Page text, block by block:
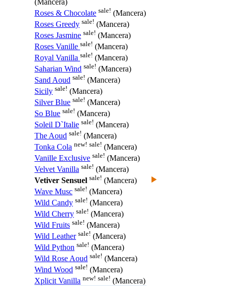
(Mancera)
Roses & Chocolate sale! (Mancera)
Roses Greedy sale! (Mancera)
Roses Jasmine sale! (Mancera)
Roses Vanille sale! (Mancera)
Royal Vanilla sale! (Mancera)
Saharian Wind sale! (Mancera)
Sand Aoud sale! (Mancera)
Sicily sale! (Mancera)
Silver Blue sale! (Mancera)
So Blue sale! (Mancera)
Soleil D`Italie sale! (Mancera)
The Aoud sale! (Mancera)
Tonka Cola new! sale! (Mancera)
Vanille Exclusive sale! (Mancera)
Velvet Vanilla sale! (Mancera)
Vetiver Sensuel sale! (Mancera)
Wave Musc sale! (Mancera)
Wild Candy sale! (Mancera)
Wild Cherry sale! (Mancera)
Wild Fruits sale! (Mancera)
Wild Leather sale! (Mancera)
Wild Python sale! (Mancera)
Wild Rose Aoud sale! (Mancera)
Wind Wood sale! (Mancera)
Xplicit Vanilla new! sale! (Mancera)